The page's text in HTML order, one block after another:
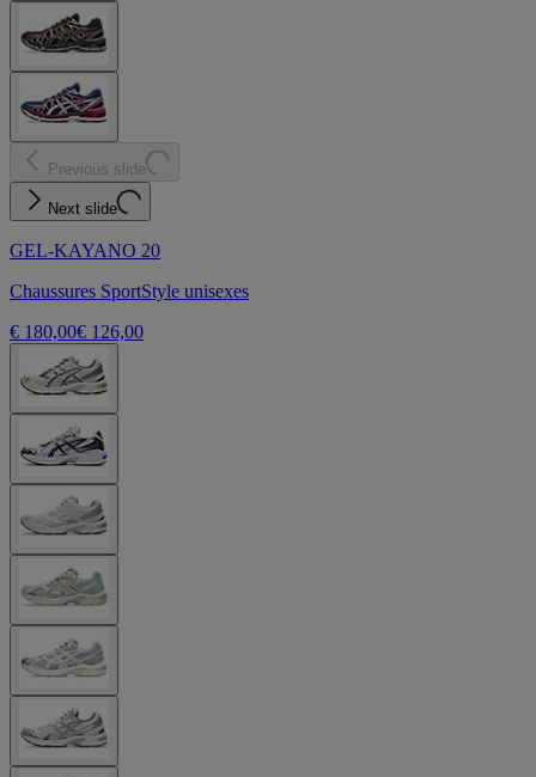
Previous slide
Next slide
GEL-KAYANO 20
Chaussures SportStyle unisexes
€ 180,00€ 126,00